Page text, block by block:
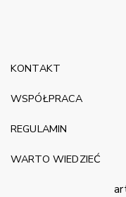
KONTAKT
WSPÓŁPRACA
REGULAMIN
WARTO WIEDZIEĆ